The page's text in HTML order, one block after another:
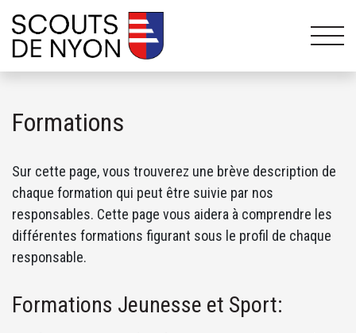
Formations
Sur cette page, vous trouverez une brève description de
chaque formation qui peut être suivie par nos
responsables. Cette page vous aidera à comprendre les
différentes formations figurant sous le profil de chaque
responsable.
Formations Jeunesse et Sport: